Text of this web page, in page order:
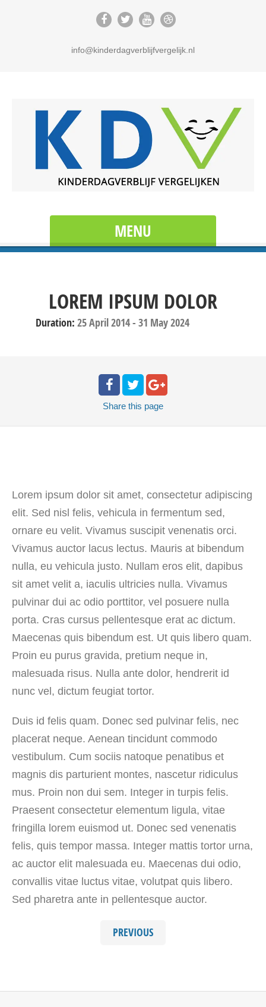
info@kinderdagverblijfvergelijk.nl
MENU
LOREM IPSUM DOLOR
Duration: 25 April 2014- 31 May 2024
Share this page
Lorem ipsum dolor sit amet, consectetur adipiscing
elit. Sed nisl felis, vehicula in fermentum sed,
ornare eu velit. Vivamus suscipit venenatis orci.
Vivamus auctor lacus lectus. Mauris at bibendum
nulla, eu vehicula justo. Nullam eros elit, dapibus
sit amet velit a, iaculis ultricies nulla. Vivamus
pulvinar dui ac odio porttitor, vel posuere nulla
porta. Cras cursus pellentesque erat ac dictum.
Maecenas quis bibendum est. Ut quis libero quam.
Proin eu purus gravida, pretium neque in,
malesuada risus. Nulla ante dolor, hendrerit id
nunc vel, dictum feugiat tortor.
Duis id felis quam. Donec sed pulvinar felis, nec
placerat neque. Aenean tincidunt commodo
vestibulum. Cum sociis natoque penatibus et
magnis dis parturient montes, nascetur ridiculus
mus. Proin non dui sem. Integer in turpis felis.
Praesent consectetur elementum ligula, vitae
fringilla lorem euismod ut. Donec sed venenatis
felis, quis tempor massa. Integer mattis tortor urna,
ac auctor elit malesuada eu. Maecenas dui odio,
convallis vitae luctus vitae, volutpat quis libero.
Sed pharetra ante in pellentesque auctor.
PREVIOUS